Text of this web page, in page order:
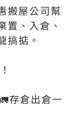
搬屋公司幫
置、入倉、
搞掂。
存倉出倉一